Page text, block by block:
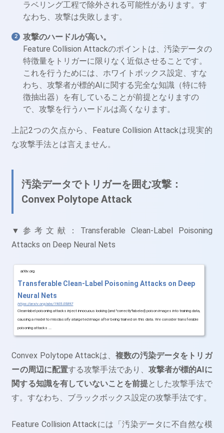
ラベリング工程で除外される可能性があります。す
なわち、攻撃は失敗します。
攻撃のハードルが高い。
Feature Collision Attackのポイントは、汚染データの
特徴量をトリガーに限りなく近似させることです。
これを行うためには、ホワイトボックス設定、すな
わち、攻撃者が標的AIに関する完全な知識（特に特
徴抽出器）を有していることが前提となりますの
で、攻撃を行うハードルは高くなります。
上記2つの欠点から、Feature Collision Attackは現実的
な攻撃手法とは言えません。
汚染データでトリガーを囲む攻撃：
Convex Polytope Attack
▼参考文献：Transferable Clean-Label Poisoning
Attacks on Deep Neural Nets
arXiv.org
Transferable Clean-Label Poisoning Attacks on Deep
Neural Nets
https://arxiv.org/abs/1905.05897
Clean-label poisoning attacks inject innocuous looking (and "correctly"labeled) poison images into training data,
causing a model to misclassify atargeted image after being trained on this data. We consider transferable
poisoning attacks ...
Convex Polytope Attackは、複数の汚染データをトリガ
ーの周辺に配置する攻撃手法であり、 攻撃者が標的AIに
関する知識を有していないことを前提とした攻撃手法で
す。すなわち、ブラックボックス設定の攻撃手法です。
Feature Collision Attackには「汚染データに不自然な模